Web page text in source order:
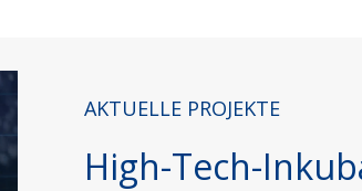
AKTUELLE PROJEKTE
High-Tech-